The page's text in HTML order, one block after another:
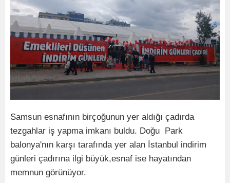
Samsun esnafının birçoğunun yer aldığı çadırda
tezgahlar iş yapma imkanı buldu. Doğu Park
balonya'nın karşı tarafında yer alan İstanbul indirim
günleri çadırına ilgi büyük,esnaf ise hayatından
memnun görünüyor.